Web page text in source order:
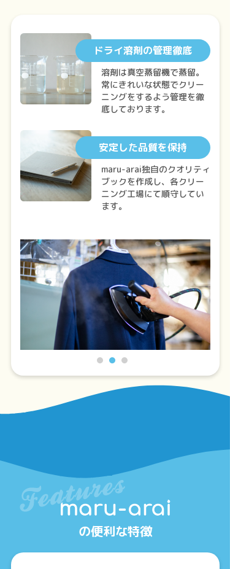
ドライ溶剤の管理徹底
溶剤は真空蒸留機で蒸留。
常にきれいな状態でクリー
ニングをするよう管理を徹
底しております。
安定した品質を保持
maru-arai独自のクオリティ
ブックを作成し、各クリー
ニング工場にて順守してい
ます。
の便利な特徴